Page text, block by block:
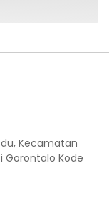
Kecamatan
Gorontalo Kode